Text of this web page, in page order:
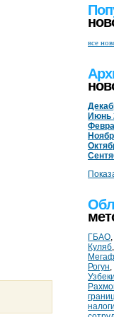
все
Июнь
ГБАО,
Куляб,
Рогун,
налоги